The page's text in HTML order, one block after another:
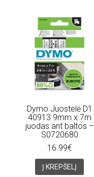
Dymo Juostelė D1
40913 9mm x 7m
juodas ant baltos –
S0720680
16.99€
Į KREPŠELĮ